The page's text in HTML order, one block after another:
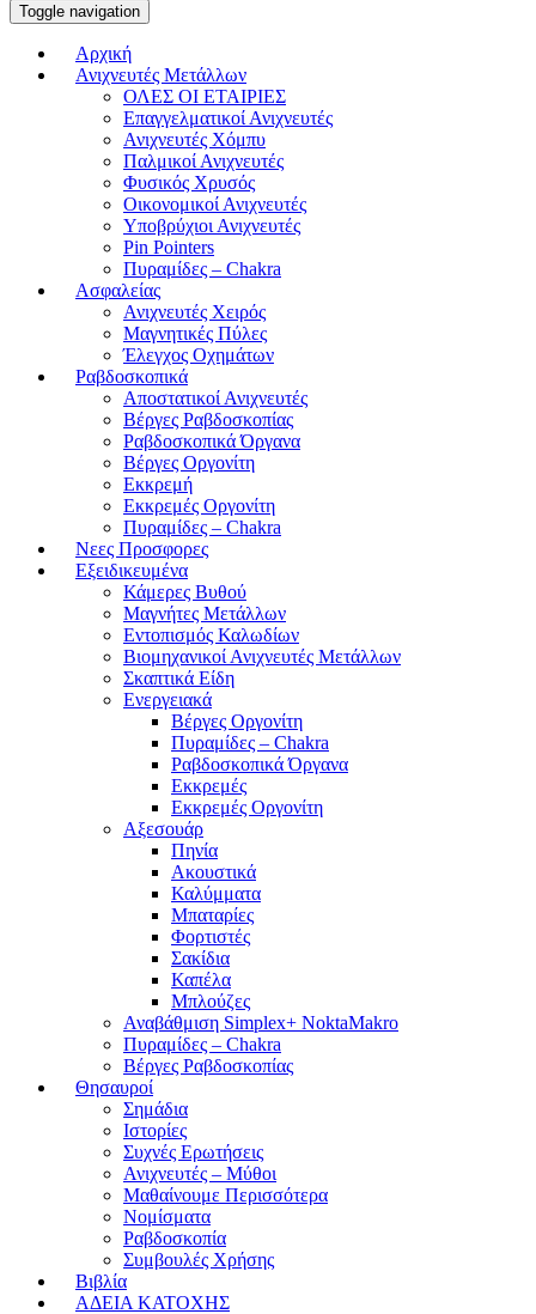
Toggle navigation
Αρχική
Ανιχνευτές Μετάλλων
ΟΛΕΣ ΟΙ ΕΤΑΙΡΙΕΣ
Επαγγελματικοί Ανιχνευτές
Ανιχνευτές Χόμπυ
Παλμικοί Ανιχνευτές
Φυσικός Χρυσός
Οικονομικοί Ανιχνευτές
Υποβρύχιοι Ανιχνευτές
Pin Pointers
Πυραμίδες – Chakra
Ασφαλείας
Ανιχνευτές Χειρός
Μαγνητικές Πύλες
Έλεγχος Οχημάτων
Ραβδοσκοπικά
Αποστατικοί Ανιχνευτές
Βέργες Ραβδοσκοπίας
Ραβδοσκοπικά Όργανα
Βέργες Οργονίτη
Εκκρεμή
Εκκρεμές Οργονίτη
Πυραμίδες – Chakra
Νεες Προσφορες
Εξειδικευμένα
Κάμερες Βυθού
Μαγνήτες Μετάλλων
Εντοπισμός Καλωδίων
Βιομηχανικοί Ανιχνευτές Μετάλλων
Σκαπτικά Είδη
Ενεργειακά
Βέργες Οργονίτη
Πυραμίδες – Chakra
Ραβδοσκοπικά Όργανα
Εκκρεμές
Εκκρεμές Οργονίτη
Αξεσουάρ
Πηνία
Ακουστικά
Καλύμματα
Μπαταρίες
Φορτιστές
Σακίδια
Καπέλα
Μπλούζες
Αναβάθμιση Simplex+ NoktaMakro
Πυραμίδες – Chakra
Βέργες Ραβδοσκοπίας
Θησαυροί
Σημάδια
Ιστορίες
Συχνές Ερωτήσεις
Ανιχνευτές – Μύθοι
Μαθαίνουμε Περισσότερα
Νομίσματα
Ραβδοσκοπία
Συμβουλές Χρήσης
Βιβλία
ΑΔΕΙΑ ΚΑΤΟΧΗΣ